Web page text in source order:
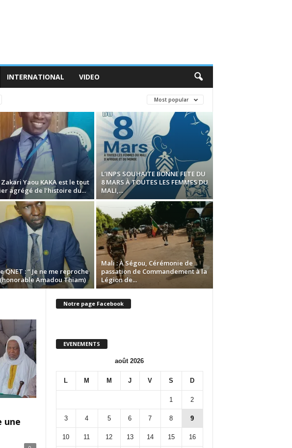
INTERNATIONAL VIDEO
Most popular
Zakari Yaou KAKA est le tout
agrégé de l’histoire du...
L’INPS SOUHAITE BONNE FETE DU
8 MARS À TOUTES LES FEMMES DU
MALI,...
QNET : ‘‘ Je ne me reproche
(honorable Amadou Thiam)
Mali : À Ségou, Cérémonie de
passation de Commandement à la
Légion de...
une
Notre page Facebook
EVENEMENTS
août 2026
L M M J V S D
1 2
3 4 5 6 7 8 9
10 11 12 13 14 15 16